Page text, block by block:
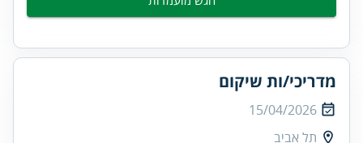
מדריכי/ות שיקום
15/04/2026
תל אביב